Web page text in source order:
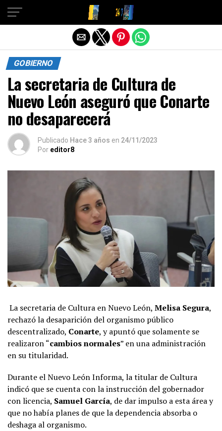
GOBIERNO
La secretaria de Cultura de
Nuevo León aseguró que Conarte
no desaparecerá
Publicado Hace 3 años en 24/11/2023
Por editor8
La secretaria de Cultura en Nuevo León, Melisa Segura,
rechazó la desaparición del organismo público
descentralizado, Conarte, y apuntó que solamente se
realizaron “cambios normales” en una administración
en su titularidad.
Durante el Nuevo León Informa, la titular de Cultura
indicó que se cuenta con la instrucción del gobernador
con licencia, Samuel García, de dar impulso a esta área y
que no había planes de que la dependencia absorba o
deshaga al organismo.
Salir de la versión móvil